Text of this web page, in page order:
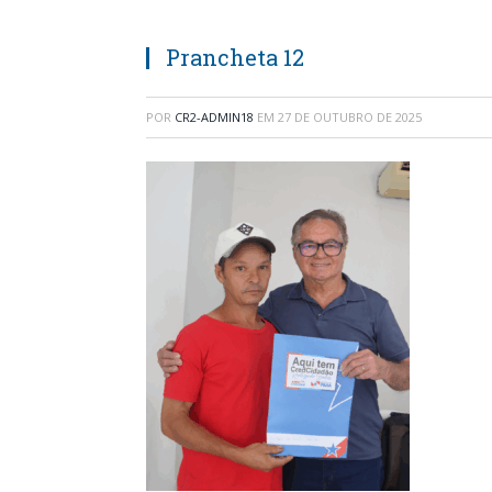
Prancheta 12
POR CR2-ADMIN18 EM 27 DE OUTUBRO DE 2025